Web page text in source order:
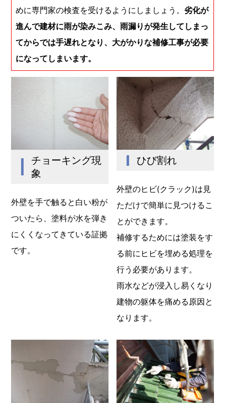
めに専門家の検査を受けるようにしましょう。劣化が
進んで建材に雨が染みこみ、雨漏りが発生してしまっ
てからでは手遅れとなり、大がかりな補修工事が必要
になってしまいます。
チョーキング現
象
外壁を手で触ると白い粉が
ついたら、塗料が水を弾き
にくくなってきている証拠
です。
ひび割れ
外壁のヒビ(クラック)は見
ただけで簡単に見つけるこ
とができます。
補修するためには塗装をす
る前にヒビを埋める処理を
行う必要があります。
雨水などが浸入し易くなり
建物の躯体を痛める原因と
なります。